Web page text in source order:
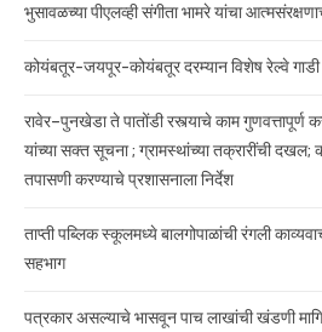
भुसावळच्या पीएलव्ही संगीता भामरे यांचा
कोयंबतूर-जयपूर-कोयंबतूर दरम्यान विशेष रेल्वे गाडी
रावेर–पुनखेडा ते पातोंडी रस्त्याचे काम गुणवत्तापूर्ण
यांच्या सक्त सूचना ; ग्रामस्थांच्या तक्रारींची दखल;
तपासणी करण्याचे प्रशासनाला निर्देश
ताप्ती पब्लिक स्कूलमध्ये बालगोपाळांची रंगली
सहभाग
पत्रकार असल्याचे भासवून पाच लाखांची खंडणी